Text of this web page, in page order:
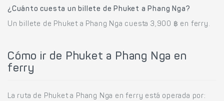
¿Cuánto cuesta un billete de Phuket a Phang Nga?
Un billete de Phuket a Phang Nga cuesta 3,900 ฿ en ferry.
Cómo ir de Phuket a Phang Nga en
ferry
La ruta de Phuket a Phang Nga en ferry está operada por: